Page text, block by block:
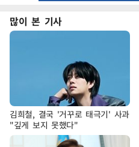
많이 본 기사
김희철, 결국 '거꾸로 태극기' 사과
"깊게 보지 못했다"